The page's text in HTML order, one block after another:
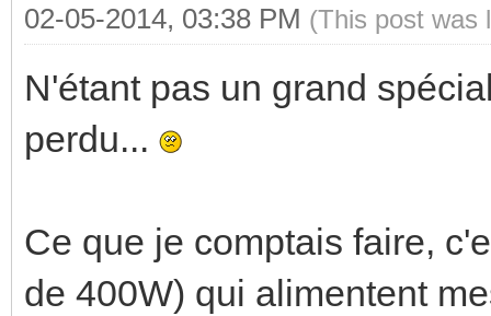
02-05-2014, 03:38 PM (This post was
N'étant pas un grand
perdu...
Ce que je comptais faire,
de 400W) qui alimentent